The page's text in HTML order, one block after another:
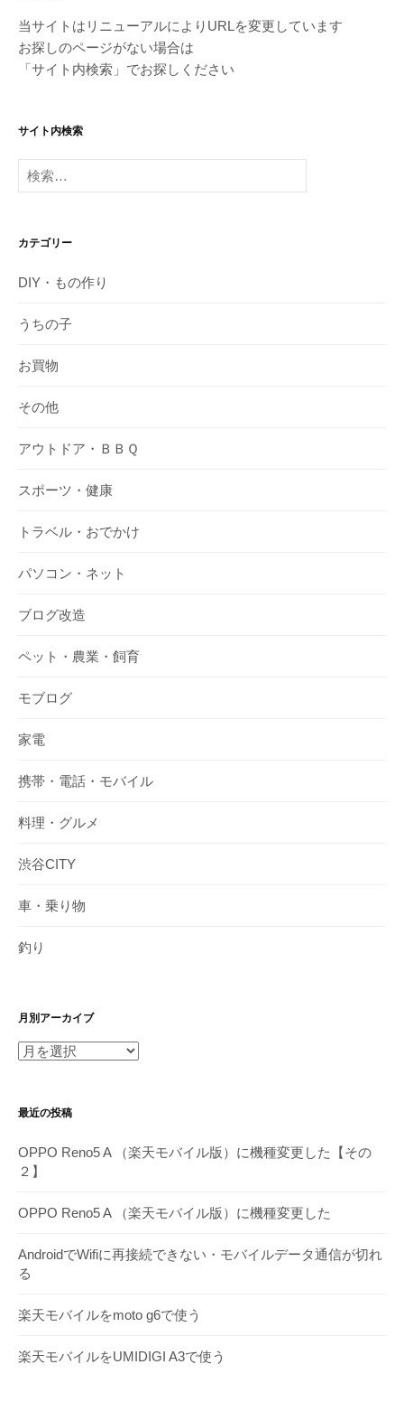
当サイトはリニューアルによりURLを変更しています
お探しのページがない場合は
「サイト内検索」でお探しください
サイト内検索
検
索:
カテゴリー
DIY・もの作り
うちの子
お買物
その他
アウトドア・ＢＢＱ
スポーツ・健康
トラベル・おでかけ
パソコン・ネット
ブログ改造
ペット・農業・飼育
モブログ
家電
携帯・電話・モバイル
料理・グルメ
渋谷CITY
車・乗り物
釣り
月別アーカイブ
月
ー
イ
ブ
最近の投稿
OPPO Reno5 A （楽天モバイル版）に機種変更した【その
２】
OPPO Reno5 A （楽天モバイル版）に機種変更した
AndroidでWifiに再接続できない・モバイルデータ通信が切れ
る
楽天モバイルをmoto g6で使う
楽天モバイルをUMIDIGI A3で使う